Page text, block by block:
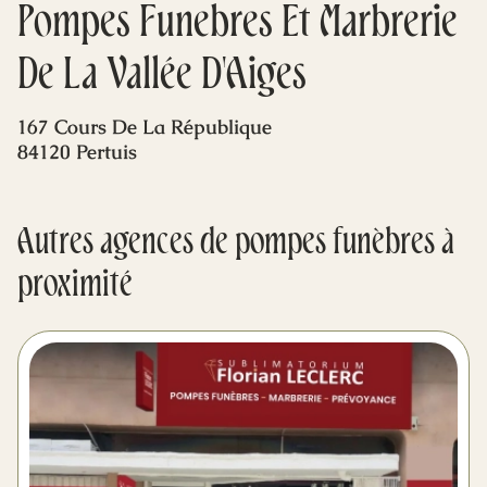
Mes dernières volontés
Pompes Funebres Et Marbrerie
De La Vallée D'Aiges
167 Cours De La République
84120 Pertuis
Autres agences de pompes funèbres à
proximité